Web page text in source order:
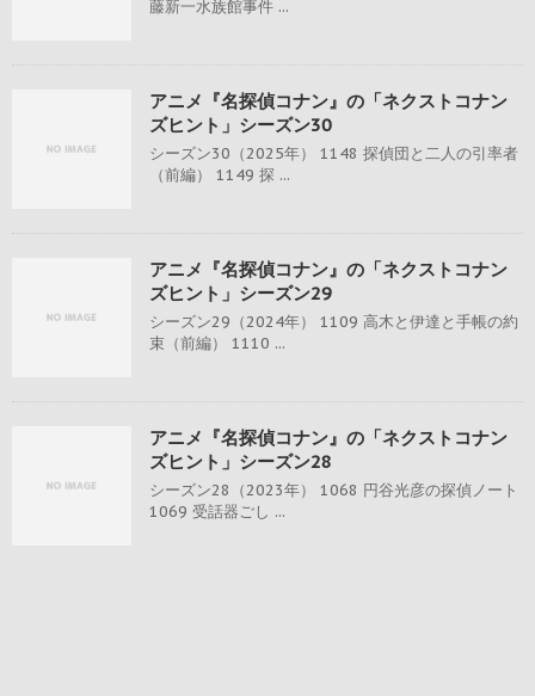
藤新一水族館事件 ...
アニメ『名探偵コナン』の「ネクストコナン
ズヒント」シーズン30
シーズン30（2025年） 1148 探偵団と二人の引率者
（前編） 1149 探 ...
アニメ『名探偵コナン』の「ネクストコナン
ズヒント」シーズン29
シーズン29（2024年） 1109 高木と伊達と手帳の約
束（前編） 1110 ...
アニメ『名探偵コナン』の「ネクストコナン
ズヒント」シーズン28
シーズン28（2023年） 1068 円谷光彦の探偵ノート
1069 受話器ごし ...